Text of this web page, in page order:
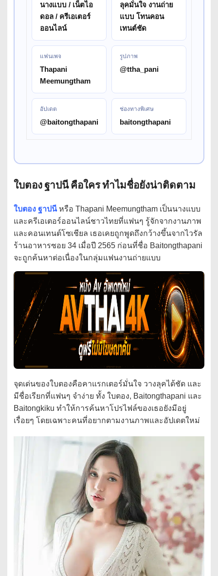
นางแบบ / เน็ตไอ
ดอล / ครีเอเตอร์
ออนไลน์
ลุคมั่นใจ งานถ่าย
แบบ โทนคอน
เทนต์ชัด
แฟนเพจ
Thapani
Meemungtham
รูปภาพ
@ttha_pani
อัปเดต
@baitongthapani
ช่องทางพิเศษ
baitongthapani
ใบตอง ฐาปนี คือใคร ทำไมชื่อยังน่าติดตาม
ใบตอง ฐาปนีหรือ Thapani Meemungtham เป็นนางแบบ
และครีเอเตอร์ออนไลน์ชาวไทยที่แฟนๆ รู้จักจากงานภาพ
และคอนเทนต์โซเชียล เธอเคยถูกพูดถึงกว้างขึ้นจากไวรัล
ร้านอาหารซอย 34 เมื่อปี 2565 ก่อนที่ชื่อ Baitongthapani
จะถูกค้นหาต่อเนื่องในกลุ่มแฟนงานถ่ายแบบ
จุดเด่นของใบตองคือคาแรกเตอร์มั่นใจ วางลุคได้ชัด และ
มีชื่อเรียกที่แฟนๆ จำง่าย ทั้ง ใบตอง, Baitongthapani และ
Baitongkiku ทำให้การค้นหาโปรไฟล์ของเธอยังมีอยู่
เรื่อยๆ โดยเฉพาะคนที่อยากตามงานภาพและอัปเดตใหม่